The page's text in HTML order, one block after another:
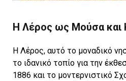
Η Λέρος ως Μούσα και
Η Λέρος, αυτό το μοναδικό
το ιδανικό τοπίο για την
1886 και το μοντερνιστικό